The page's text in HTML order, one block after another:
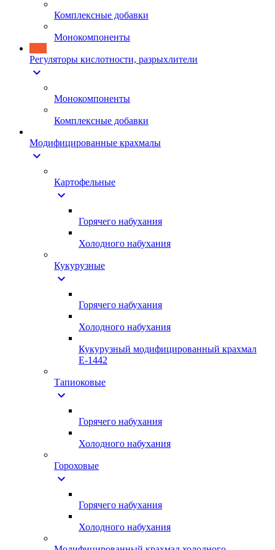
Комплексные добавки
Монокомпоненты
Регуляторы кислотности, разрыхлители
expand_more
Монокомпоненты
Комплексные добавки
Модифицированные крахмалы
expand_more
Картофельные
expand_more
Горячего набухания
Холодного набухания
Кукурузные
expand_more
Горячего набухания
Холодного набухания
Кукурузный модифицированный крахмал
Е-1442
Тапиоковые
expand_more
Горячего набухания
Холодного набухания
Гороховые
expand_more
Горячего набухания
Холодного набухания